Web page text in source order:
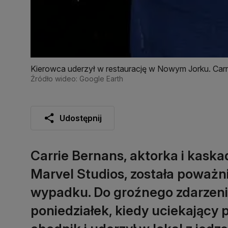
Kierowca uderzył w restaurację w Nowym Jorku.
Źródło wideo: Google Earth
Udostępnij
Carrie Bernans, aktorka i
Marvel Studios, została
wypadku. Do groźnego
poniedziałek, kiedy uciekający